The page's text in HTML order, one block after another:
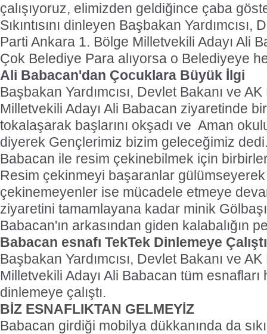
çalışıyoruz, elimizden geldiğince çaba
Sıkıntısını dinleyen Başbakan Yardımcısı,
Parti Ankara 1. Bölge Milletvekili Adayı Ali
Çok Belediye Para alıyorsa o Belediyeye
Ali Babacan'dan Çocuklara Büyük İlgi
Başbakan Yardımcısı, Devlet Bakanı ve
Milletvekili Adayı Ali Babacan ziyaretinde
tokalaşarak başlarını okşadı ve  Aman
diyerek Gençlerimiz bizim geleceğimiz
Babacan ile resim çekinebilmek için
Resim çekinmeyi başaranlar gülümseyerek
çekinemeyenler ise mücadele etmeye
ziyaretini tamamlayana kadar minik
Babacan'ın arkasından giden kalabalığın
Babacan esnafı TekTek Dinlemeye Çalıştı
Başbakan Yardımcısı, Devlet Bakanı ve
Milletvekili Adayı Ali Babacan tüm
dinlemeye çalıştı.
BİZ ESNAFLIKTAN GELMEYİZ
Babacan girdiği mobilya dükkanında da